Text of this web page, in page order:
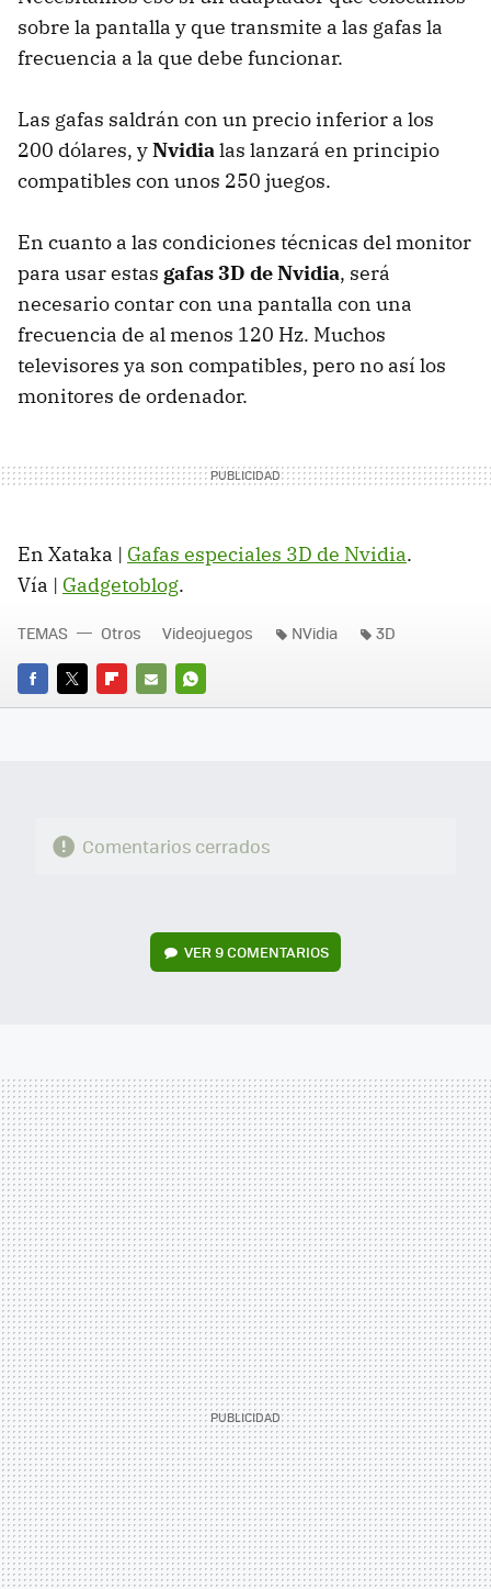
sobre la pantalla y que transmite a las gafas la
frecuencia a la que debe funcionar.
Las gafas saldrán con un precio inferior a los
200 dólares, yNvidialas lanzará en principio
compatibles con unos 250 juegos.
En cuanto a las condiciones técnicas del monitor
para usar estas gafas 3D de Nvidia, será
necesario contar con una pantalla con una
frecuencia de al menos 120 Hz. Muchos
televisores ya son compatibles, pero no así los
monitores de ordenador.
En Xataka | Gafas especiales 3D de Nvidia.
Vía | Gadgetoblog.
FACEBOOK
TWITTERFLIPBOARD
E-
WHATSAPP
TEMAS Otros Videojuegos NVidia 3D
Comentarios cerrados
VER9 COMENTARIOS